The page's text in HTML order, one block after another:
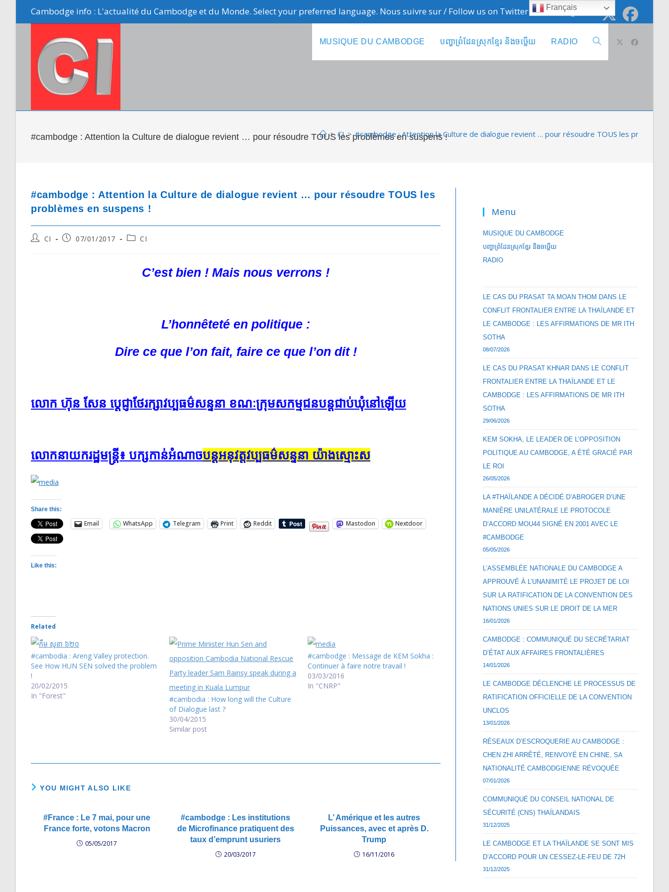
Cambodge info : L'actualité du Cambodge et du Monde. Select your preferred language. Nous suivre sur / Follow us on Twitter @cambodge_info
MUSIQUE DU CAMBODGE បញ្ហាព្រំដែនស្រុកខ្មែរ និងចឞ្លើយ RADIO Toggle
#cambodge : Attention la Culture de dialogue revient … pour résoudre TOUS les problèmes en suspens !
> CI > #cambodge : Attention la Culture de dialogue revient … pour résoudre TOUS les
#cambodge : Attention la Culture de dialogue revient … pour résoudre TOUS les
problèmes en suspens !
PostCI
Post07/01/2017
PostCI
C’est bien ! Mais nous verrons !
L’honnêteté en politique :
Dire ce que l’on fait, faire ce que l’on dit !
លោក ហ៊ុន សែន ប្ដេជ្ញា​ថែ​រក្សា​វប្បធម៌​សន្ទនា​ ខណៈក្រុម​សកម្មជន​បន្ត​ជាប់​ឃុំ​នៅ​ឡើយ
លោក​នាយក​រដ្ឋ​មន្ត្រី​៖ បក្ស​​កាន់​​អំណាច​​​​បន្ត​​អនុវត្ត​វប្ប​ធម៌​សន្ទ​នា យ៉ាងស្មោះស
Share this:
Email WhatsApp Telegram Print Reddit Mastodon Nextdoor
Like this:
Related
#cambodia : Areng Valley protection.
See How HUN SEN solved the problem
!
20/02/2015
In "Forest"
#cambodia : How long will the Culture
of Dialogue last ?
30/04/2015
Similar post
#cambodge : Message de KEM Sokha :
Continuer à faire notre travail !
03/03/2016
In "CNRP"
YOU MIGHT ALSO LIKE
#France : Le 7 mai, pour une
France forte, votons Macron
05/05/2017
#cambodge : Les institutions
de Microfinance pratiquent des
taux d’emprunt usuriers
20/03/2017
L’ Amérique et les autres
Puissances, avec et après D.
Trump
16/11/2016
Menu
MUSIQUE DU CAMBODGE
បញ្ហាព្រំដែនស្រុកខ្មែរ និងចឞ្លើយ
RADIO
LE CAS DU PRASAT TA MOAN THOM DANS LE
CONFLIT FRONTALIER ENTRE LA THAÏLANDE ET
LE CAMBODGE : LES AFFIRMATIONS DE MR ITH
SOTHA
08/07/2026
LE CAS DU PRASAT KHNAR DANS LE CONFLIT
FRONTALIER ENTRE LA THAÏLANDE ET LE
CAMBODGE : LES AFFIRMATIONS DE MR ITH
SOTHA
29/06/2026
KEM SOKHA, LE LEADER DE L’OPPOSITION
POLITIQUE AU CAMBODGE, A ÉTÉ GRACIÉ PAR
LE ROI
26/05/2026
LA #THAÏLANDE A DÉCIDÉ D’ABROGER D’UNE
MANIÈRE UNILATÉRALE LE PROTOCOLE
D’ACCORD MOU44 SIGNÉ EN 2001 AVEC LE
#CAMBODGE
05/05/2026
L’ASSEMBLÉE NATIONALE DU CAMBODGE A
APPROUVÉ À L’UNANIMITÉ LE PROJET DE LOI
SUR LA RATIFICATION DE LA CONVENTION DES
NATIONS UNIES SUR LE DROIT DE LA MER
16/01/2026
CAMBODGE : COMMUNIQUÉ DU SECRÉTARIAT
D’ÉTAT AUX AFFAIRES FRONTALIÈRES
14/01/2026
LE CAMBODGE DÉCLENCHE LE PROCESSUS DE
RATIFICATION OFFICIELLE DE LA CONVENTION
UNCLOS
13/01/2026
RÉSEAUX D’ESCROQUERIE AU CAMBODGE :
CHEN ZHI ARRÊTÉ, RENVOYÉ EN CHINE, SA
NATIONALITÉ CAMBODGIENNE RÉVOQUÉE
07/01/2026
COMMUNIQUÉ DU CONSEIL NATIONAL DE
SÉCURITÉ (CNS) THAÏLANDAIS
31/12/2025
LE CAMBODGE ET LA THAÏLANDE SE SONT MIS
D’ACCORD POUR UN CESSEZ-LE-FEU DE 72H
31/12/2025
Français